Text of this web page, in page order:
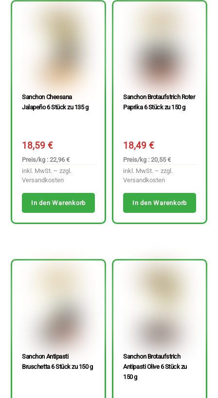
Sanchon Cheesana
Jalapeño 6 Stück zu 135 g
18,59€
Preis/kg : 22,96 €
inkl. MwSt. – zzgl.
Versandkosten
In den Warenkorb
Sanchon Brotaufstrich Roter
Paprika 6 Stück zu 150 g
18,49€
Preis/kg : 20,55 €
inkl. MwSt. – zzgl.
Versandkosten
In den Warenkorb
Sanchon Antipasti
Bruschetta 6 Stück zu 150 g
Sanchon Brotaufstrich
Antipasti Olive 6 Stück zu
150 g